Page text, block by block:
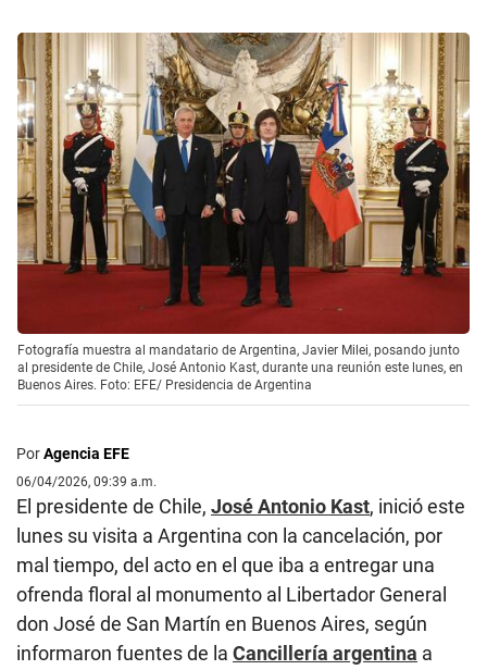
Fotografía muestra al mandatario de Argentina, Javier Milei, posando junto
al presidente de Chile, José Antonio Kast, durante una reunión este lunes, en
Buenos Aires. Foto: EFE/ Presidencia de Argentina
PorAgencia EFE
06/04/2026, 09:39 a.m.
El presidente de Chile, José Antonio Kast, inició este
lunes su visita a Argentina con la cancelación, por
mal tiempo, del acto en el que iba a entregar una
ofrenda floral al monumento al Libertador General
don José de San Martín en Buenos Aires, según
informaron fuentes de la Cancillería argentina a